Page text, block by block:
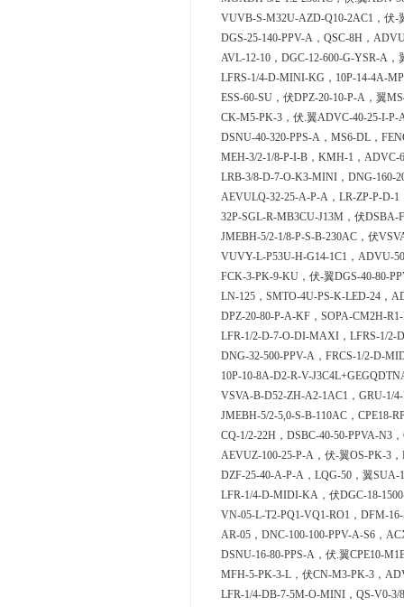
VUVB-S-M32U-AZD-Q10-2AC1，伏-
DGS-25-140-PPV-A，QSC-8H，
AVL-12-10，DGC-12-600-G-YSR-A，
LFRS-1/4-D-MINI-KG，10P-14-4A-
ESS-60-SU，伏DPZ-20-10-P-A，翼
CK-M5-PK-3，伏.翼ADVC-40-25-I-P-
DSNU-40-320-PPS-A，MS6-DL，
MEH-3/2-1/8-P-I-B，KMH-1，ADVC-
LRB-3/8-D-7-O-K3-MINI，DNG-160-
AEVULQ-32-25-A-P-A，LR-ZP-P-D-1
32P-SGL-R-MB3CU-J13M，伏DSBA-
JMEBH-5/2-1/8-P-S-B-230AC，伏
VUVY-L-P53U-H-G14-1C1，ADVU-
FCK-3-PK-9-KU，伏-翼DGS-40-80-
LN-125，SMTO-4U-PS-K-LED-24，
DPZ-20-80-P-A-KF，SOPA-CM2H-
LFR-1/2-D-7-O-DI-MAXI，LFRS-1/2-
DNG-32-500-PPV-A，FRCS-1/2-D-
10P-10-8A-D2-R-V-
VSVA-B-D52-ZH-A2-1AC1，GRU-1/
JMEBH-5/2-5,0-S-B-110AC，CPE18-
CQ-1/2-22H，DSBC-40-50-PPVA-N3
AEVUZ-100-25-P-A，伏-翼OS-PK-3
DZF-25-40-A-P-A，LQG-50，翼SUA-
LFR-1/4-D-MIDI-KA，伏DGC-18-
VN-05-L-T2-PQ1-VQ1-RO1，DFM-
AR-05，DNC-100-100-PPV-A-S6，
DSNU-16-80-PPS-A，伏.翼CPE10-
MFH-5-PK-3-L，伏CN-M3-PK-3，
LFR-1/4-DB-7-5M-O-MINI，QS-V0-3/